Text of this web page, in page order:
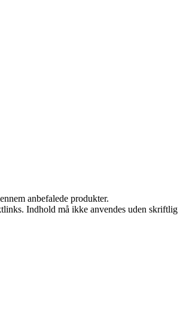
anbefalede produkter.
Indhold må ikke anvendes uden skriftlig